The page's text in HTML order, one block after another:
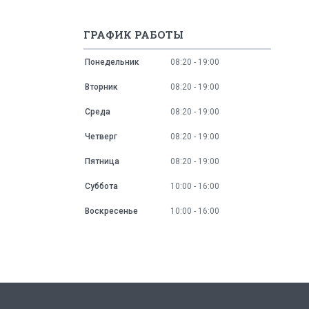
ГРАФИК РАБОТЫ
Понедельник 08:20 19:00
Вторник 08:20 19:00
Среда 08:20 19:00
Четверг 08:20 19:00
Пятница 08:20 19:00
Суббота 10:00 16:00
Воскресенье 10:00 16:00